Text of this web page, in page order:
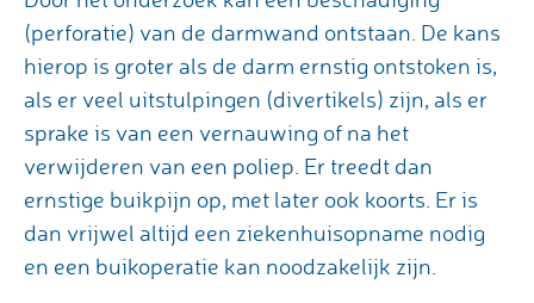
(perforatie) van de darmwand ontstaan. De kans
hierop is groter als de darm ernstig ontstoken is,
als er veel uitstulpingen (divertikels) zijn, als er
sprake is van een vernauwing of na het
verwijderen van een poliep. Er treedt dan
ernstige buikpijn op, met later ook koorts. Er is
dan vrijwel altijd een ziekenhuisopname nodig
en een buikoperatie kan noodzakelijk zijn.